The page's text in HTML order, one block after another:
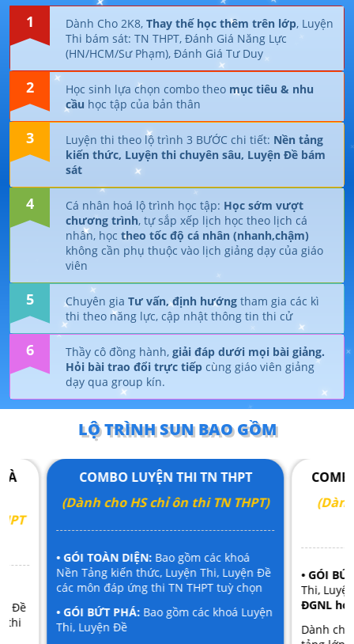
1 Dành Cho 2K8, Thay thế học thêm trên lớp, Luyện
Thi bám sát: TN THPT, Đánh Giá Năng Lực
(HN/HCM/Sư Phạm), Đánh Giá Tư Duy
2 Học sinh lựa chọn combo theo mục tiêu & nhu
cầu học tập của bản thân
3 Luyện thi theo lộ trình 3 BƯỚC chi tiết: Nền tảng
kiến thức, Luyện thi chuyên sâu, Luyện Đề bám
sát
4 Cá nhân hoá lộ trình học tập: Học sớm vượt
chương trình, tự sắp xếp lịch học theo lịch cá
nhân, học theo tốc độ cá nhân (nhanh,chậm)
không cần phụ thuộc vào lịch giảng dạy của giáo
viên
5 Chuyên gia Tư vấn, định hướng tham gia các kì
thi theo năng lực, cập nhật thông tin thi cử
6 Thầy cô đồng hành, giải đáp dưới mọi bài giảng.
Hỏi bài trao đổi trực tiếp cùng giáo viên giảng
dạy qua group kín.
LỘ TRÌNH SUN BAO GỒM
COMBO LUYỆN THI TN THPT
(Dành cho HS chỉ ôn thi TN THPT)
• GÓI TOÀN DIỆN:Bao gồm các khoá
Nền Tảng kiến thức, Luyện Thi, Luyện Đề
các môn đáp ứng thi TN THPT tuỳ chọn
• GÓI BỨT PHÁ:Bao gồm các khoá Luyện
Thi, Luyện Đề
COMBO
(Dành cho
• GÓI BỨT PHÁ:
Thi, Luyện Đề
ĐGNL hoặc
Dành cho học